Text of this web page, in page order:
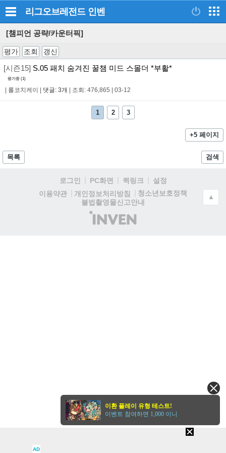
리그오브레전드 인벤
[챔피언 공략/카운터픽]
평가 조회 갱신
[시즌15] S.05 패치 숨겨진 꿀챔 미드 스몰더 *부활*
평가중 (1)
롤코치케이 댓글: 3개 조회: 476,865 03-12
1 2 3
+5 페이지
목록 검색
로그인 PC화면 퀵링크
설정
이용약관
개인정보처리방침
청소년보호정책
불법촬영물신고안내
(주)
인
▲
AD
이환 플레이 유형 테스트!
이벤트 참여하면 1,000 이니